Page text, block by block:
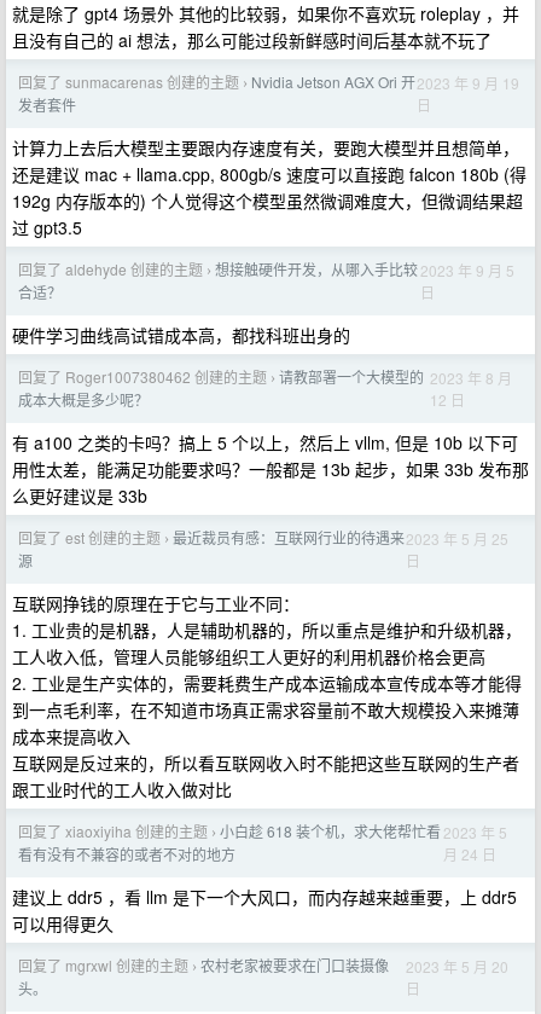
就是除了 gpt4 场景外 其他的比较弱，如果你不喜欢玩 roleplay ，并
且没有自己的 ai 想法，那么可能过段新鲜感时间后基本就不玩了
回复了 sunmacarenas 创建的主题 › Nvidia Jetson AGX Ori 开
发者套件
2023 年 9 月 19
日
计算力上去后大模型主要跟内存速度有关，要跑大模型并且想简单，
还是建议 mac + llama.cpp, 800gb/s 速度可以直接跑 falcon 180b (得
192g 内存版本的) 个人觉得这个模型虽然微调难度大，但微调结果超
过 gpt3.5
回复了 aldehyde 创建的主题 › 想接触硬件开发，从哪入手比较
合适？
2023 年 9 月 5
日
硬件学习曲线高试错成本高，都找科班出身的
回复了 Roger1007380462 创建的主题 › 请教部署一个大模型的
成本大概是多少呢？
2023 年 8 月
12 日
有 a100 之类的卡吗？搞上 5 个以上，然后上 vllm, 但是 10b 以下可
用性太差，能满足功能要求吗？一般都是 13b 起步，如果 33b 发布那
么更好建议是 33b
回复了 est 创建的主题 › 最近裁员有感：互联网行业的待遇来
源
2023 年 5 月 25
日
互联网挣钱的原理在于它与工业不同：
1. 工业贵的是机器，人是辅助机器的，所以重点是维护和升级机器，
工人收入低，管理人员能够组织工人更好的利用机器价格会更高
2. 工业是生产实体的，需要耗费生产成本运输成本宣传成本等才能得
到一点毛利率，在不知道市场真正需求容量前不敢大规模投入来摊薄
成本来提高收入
互联网是反过来的，所以看互联网收入时不能把这些互联网的生产者
跟工业时代的工人收入做对比
回复了 xiaoxiyiha 创建的主题 › 小白趁 618 装个机，求大佬帮忙看
看有没有不兼容的或者不对的地方
2023 年 5
月 24 日
建议上 ddr5 ，看 llm 是下一个大风口，而内存越来越重要，上 ddr5
可以用得更久
回复了 mgrxwl 创建的主题 › 农村老家被要求在门口装摄像
头。
2023 年 5 月 20
日